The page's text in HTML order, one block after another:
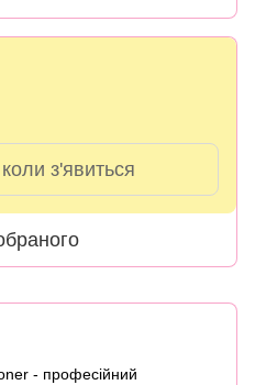
з'явиться
- професійний